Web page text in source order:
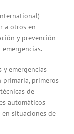
a otros en
y prevención
emergencias.
y emergencias
primaria, primeros
de
automáticos
en situaciones de